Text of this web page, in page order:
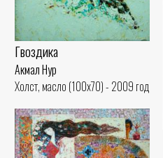
Гвоздика
Акмал Нур
Холст, масло (100x70) - 2009 год